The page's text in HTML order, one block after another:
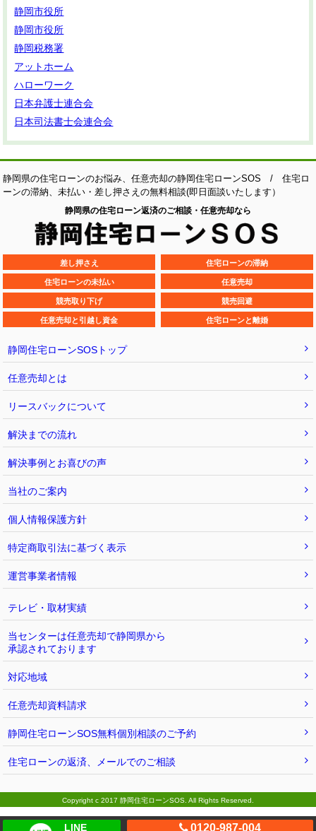
静岡市役所
静岡市役所
静岡税務署
アットホーム
ハローワーク
日本弁護士連合会
日本司法書士会連合会
静岡県の住宅ローンのお悩み、任意売却の静岡住宅ローンSOS / 住宅ロ
ーンの滞納、未払い・差し押さえの無料相談(即日面談いたします）
静岡県の住宅ローン返済のご相談・任意売却なら
住宅ローンの滞納
差し押さえ
任意売却
住宅ローンの未払い
競売回避
競売取り下げ
住宅ローンと離婚
任意売却と引越し資金
静岡住宅ローンSOSトップ
任意売却とは
リースバックについて
解決までの流れ
解決事例とお喜びの声
当社のご案内
個人情報保護方針
特定商取引法に基づく表示
運営事業者情報
テレビ・取材実績
当センターは任意売却で静岡県から
承認されております
対応地域
任意売却資料請求
静岡住宅ローンSOS無料個別相談のご予約
住宅ローンの返済、メールでのご相談
Copyright c 2017 静岡住宅ローンSOS. All Rights Reserved.
LINE 0120-987-004